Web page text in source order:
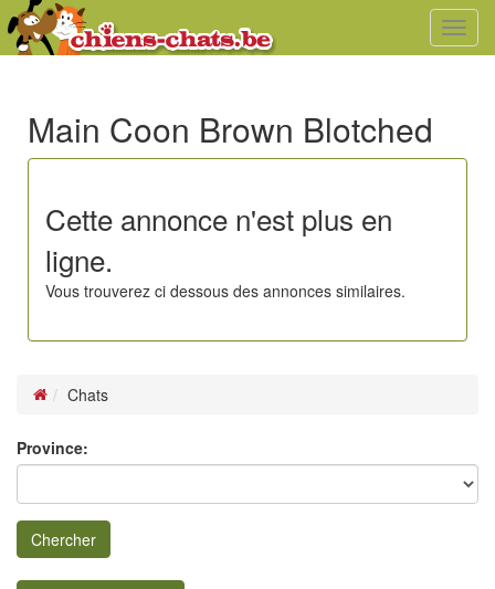
Main Coon Brown Blotched
Cette annonce n'est plus en
ligne.
Vous trouverez ci dessous des annonces similaires.
Chats
Province:
Chercher